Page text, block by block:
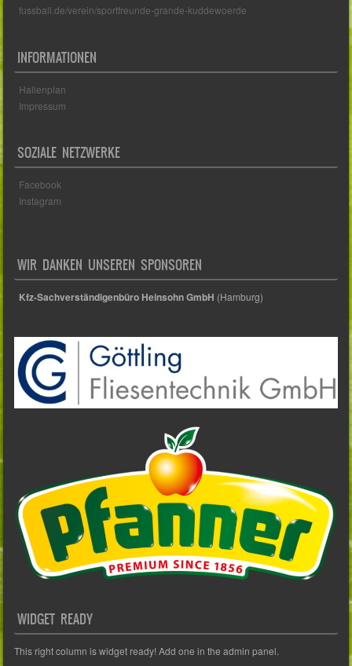
fussball.de/verein/sportfreunde-grande-kuddewoerde
INFORMATIONEN
Hallenplan
Impressum
SOZIALE NETZWERKE
Facebook
Instagram
WIR DANKEN UNSEREN SPONSOREN
Kfz-Sachverständigenbüro Heinsohn GmbH (Hamburg)
WIDGET READY
This right column is widget ready! Add one in the admin panel.